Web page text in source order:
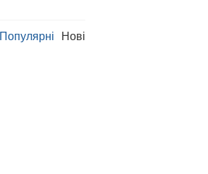
Нові
Популярні